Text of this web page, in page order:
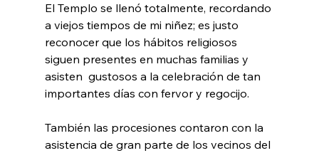
El Templo se llenó totalmente, recordando
a viejos tiempos de mi niñez; es justo
reconocer que los hábitos religiosos
siguen presentes en muchas familias y
asisten  gustosos a la celebración de tan
importantes días con fervor y regocijo.
También las procesiones contaron con la
asistencia de gran parte de los vecinos del